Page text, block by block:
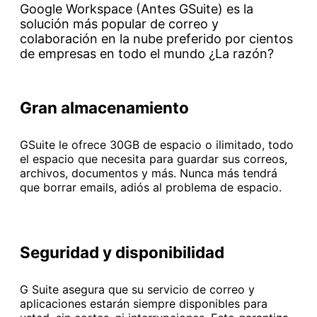
Google Workspace (Antes GSuite) es la
solución más popular de correo y
colaboración en la nube preferido por cientos
de empresas en todo el mundo ¿La razón?
Gran almacenamiento
GSuite le ofrece 30GB de espacio o ilimitado, todo
el espacio que necesita para guardar sus correos,
archivos, documentos y más. Nunca más tendrá
que borrar emails, adiós al problema de espacio.
Seguridad y disponibilidad
G Suite asegura que su servicio de correo y
aplicaciones estarán siempre disponibles para